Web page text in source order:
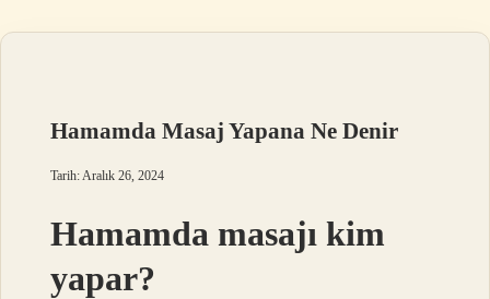
Hamamda Masaj Yapana Ne Denir
Tarih: Aralık 26, 2024
Hamamda masajı kim
yapar?